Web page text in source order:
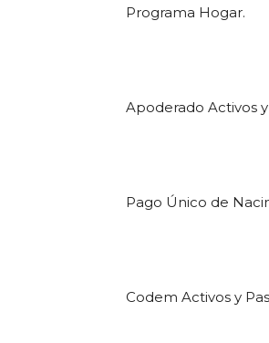
Programa Hogar.
Apoderado Activos y
Pago Único de
Codem Activos y